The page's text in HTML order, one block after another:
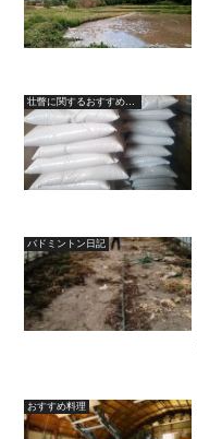
壮瞥に関するおすすめ情報
バドミントン日記
おすすめ料理